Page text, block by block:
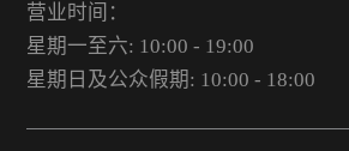
营业时间：
星期一至六: 10:00 - 19:00
星期日及公众假期: 10:00 - 18:00